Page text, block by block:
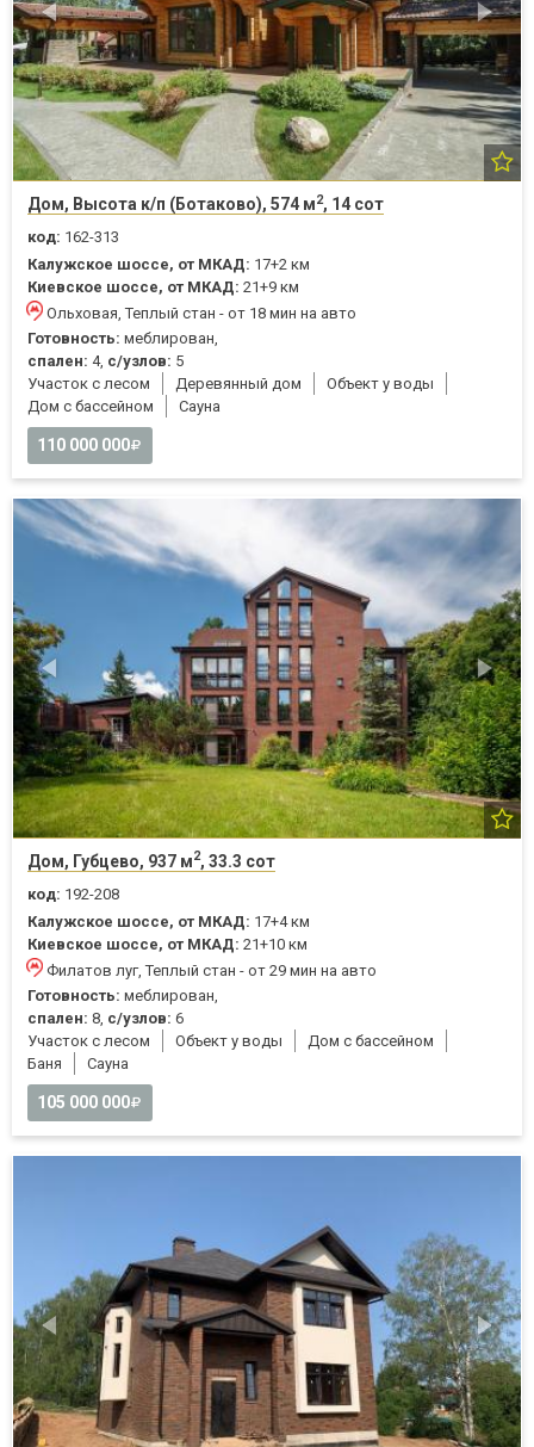
Дом, Высота к/п (Ботаково), 574 м2, 14 сот
код: 162-313
Калужское шоссе, от МКАД: 17+2 км
Киевское шоссе, от МКАД: 21+9 км
Ольховая, Теплый стан - от 18 мин на авто
Готовность: меблирован,
спален: 4, с/узлов: 5
Участок с лесом
Деревянный дом
Объект у воды
Дом с бассейном
Cауна
110 000 000
Дом, Губцево, 937 м2, 33.3 сот
код: 192-208
Калужское шоссе, от МКАД: 17+4 км
Киевское шоссе, от МКАД: 21+10 км
Филатов луг, Теплый стан - от 29 мин на авто
Готовность: меблирован,
спален: 8, с/узлов: 6
Участок с лесом
Объект у воды
Дом с бассейном
Баня
Cауна
105 000 000